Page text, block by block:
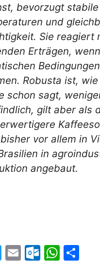
bevorzugt stabile
und
Sie reagiert
Erträgen,
Robusta ist,
schon sagt,
gilt aber als
vor allem in
in
angebaut.
T
E
O
W